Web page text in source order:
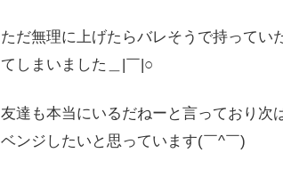
ただ無理に上げたらバレそうで持ってい
てしまいました＿|￣|○
友達も本当にいるだねーと言っており次
ベンジしたいと思っています(￣^￣)ゞ